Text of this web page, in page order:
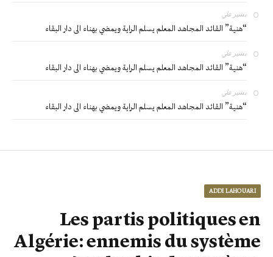
بشير على
“هنية” القائد المجاهد المعلم يسلم الراية ويمضي بهناء الى دار البقاء
بشير على
“هنية” القائد المجاهد المعلم يسلم الراية ويمضي بهناء الى دار البقاء
بشير على
“هنية” القائد المجاهد المعلم يسلم الراية ويمضي بهناء الى دار البقاء
ADDI LAHOUARI
Les partis politiques en
Algérie: ennemis du système